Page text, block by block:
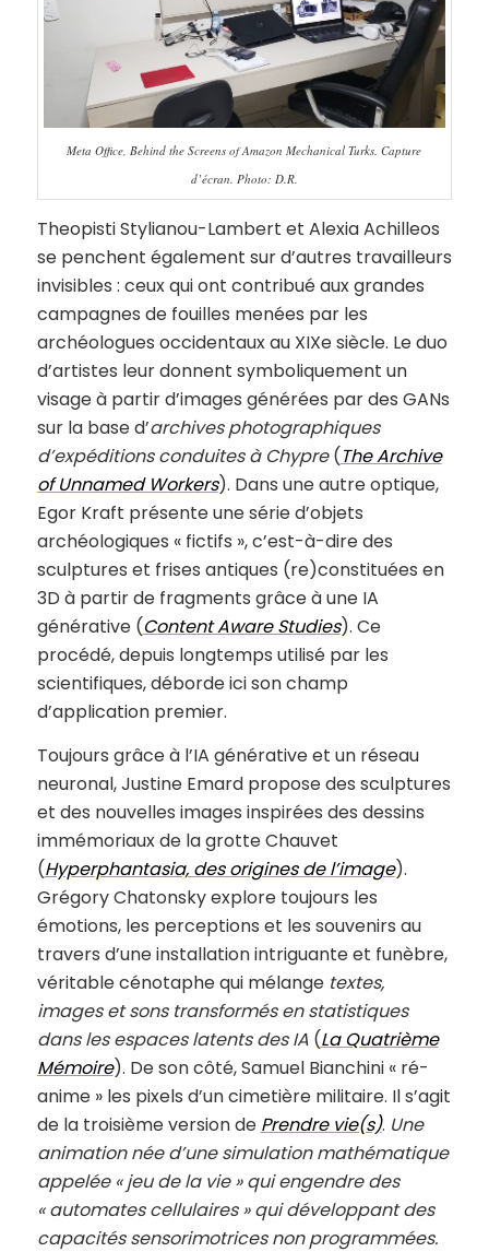
Meta Office, Behind the Screens of Amazon Mechanical Turks. Capture
d’écran. Photo: D.R.
Theopisti Stylianou-Lambert et Alexia Achilleos
se penchent également sur d’autres travailleurs
invisibles : ceux qui ont contribué aux grandes
campagnes de fouilles menées par les
archéologues occidentaux au XIXe siècle. Le duo
d’artistes leur donnent symboliquement un
visage à partir d’images générées par des GANs
sur la base d’archives photographiques
d’expéditions conduites à Chypre(The Archive
of Unnamed Workers). Dans une autre optique,
Egor Kraft présente une série d’objets
archéologiques « fictifs », c’est-à-dire des
sculptures et frises antiques (re)constituées en
3D à partir de fragments grâce à une IA
générative (Content Aware Studies). Ce
procédé, depuis longtemps utilisé par les
scientifiques, déborde ici son champ
d’application premier.
Toujours grâce à l’IA générative et un réseau
neuronal, Justine Emard propose des sculptures
et des nouvelles images inspirées des dessins
immémoriaux de la grotte Chauvet
(Hyperphantasia, des origines de l’image).
Grégory Chatonsky explore toujours les
émotions, les perceptions et les souvenirs au
travers d’une installation intriguante et funèbre,
véritable cénotaphe qui mélange textes,
images et sons transformés en statistiques
dans les espaces latents des IA(La Quatrième
Mémoire). De son côté, Samuel Bianchini « ré-
anime » les pixels d’un cimetière militaire. Il s’agit
de la troisième version de Prendre vie(s). Une
animation née d’une simulation mathématique
appelée « jeu de la vie » qui engendre des
« automates cellulaires » qui développant des
capacités sensorimotrices non programmées.